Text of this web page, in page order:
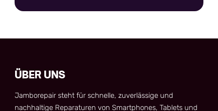
ÜBER UNS
Jamborepair steht für schnelle, zuverlässige und
nachhaltige Reparaturen von Smartphones, Tablets und